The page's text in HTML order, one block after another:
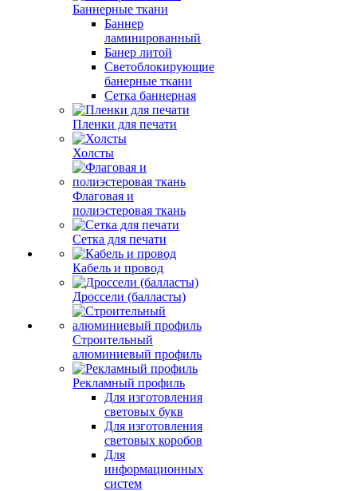
Баннерные ткани
Баннер
ламинированный
Банер литой
Светоблокирующие
банерные ткани
Сетка баннерная
Пленки для печати
Холсты
Флаговая и
полиэстеровая ткань
Сетка для печати
Кабель и провод
Дроссели (балласты)
Строительный
алюминиевый профиль
Рекламный профиль
Для изготовления
световых букв
Для изготовления
световых коробов
Для
информационных
систем